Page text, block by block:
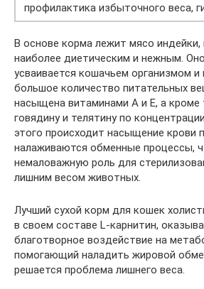
профилактика избыточного веса,
В основе корма лежит мясо индейки,
наиболее диетическим и нежным.
усваивается кошачьем организмом
большое количество питательных
насыщена витаминами A и E, а кроме
говядину и телятину по
этого происходит насыщение крови
налаживаются обменные процессы,
немаловажную роль для
лишним весом животных.
Лучший сухой корм для кошек
в своем составе L-карнитин,
благотворное воздействие на
помогающий наладить жировой
решается проблема лишнего веса.